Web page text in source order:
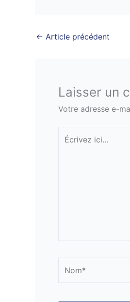
← Article précédent
Laisser un
Votre adresse e-
Écrivez
ici…